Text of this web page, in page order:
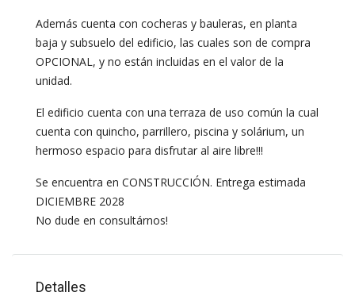
Además cuenta con cocheras y bauleras, en planta
baja y subsuelo del edificio, las cuales son de compra
OPCIONAL, y no están incluidas en el valor de la
unidad.
El edificio cuenta con una terraza de uso común la cual
cuenta con quincho, parrillero, piscina y solárium, un
hermoso espacio para disfrutar al aire libre!!!
Se encuentra en CONSTRUCCIÓN. Entrega estimada
DICIEMBRE 2028
No dude en consultárnos!
Detalles